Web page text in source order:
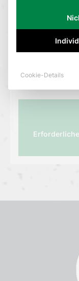
mit
Formular
Cookie-Details